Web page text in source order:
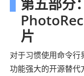
第五部分
片
对于习惯使用命令
功能强大的开源替代